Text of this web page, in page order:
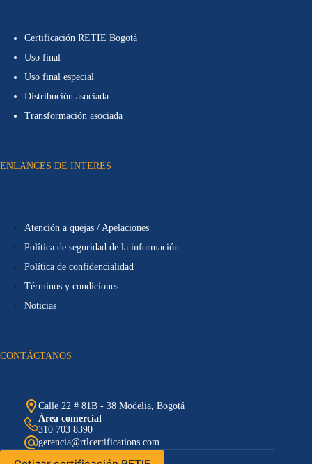
Certificación RETIE Bogotá
Uso final
Uso final especial
Distribución asociada
Transformación asociada
ENLANCES DE INTERES
Atención a quejas / Apelaciones
Política de seguridad de la información
Política de confidencialidad
Términos y condiciones
Noticias
CONTÁCTANOS
Calle 22 # 81B - 38 Modelia, Bogotá
Área comercial
310 703 8390
gerencia@rtlcertifications.com